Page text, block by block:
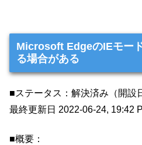
Microsoft EdgeのIEモー
る場合がある
■ステータス：解決済み（開設
最終更新日 2022-06-24, 19:42
■概要：